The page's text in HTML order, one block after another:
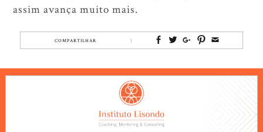
assim avança muito mais.
COMPARTILHAR